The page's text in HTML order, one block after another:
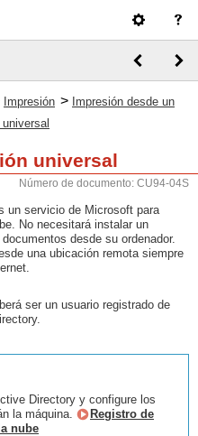
Impresión > Impresión desde un
universal
Número de documento: CU94-04S
un servicio de Microsoft para
No necesitará instalar un
desde su ordenador.
una ubicación remota siempre
ser un usuario registrado de
Directory y configure los
la máquina.
Registro de
nube